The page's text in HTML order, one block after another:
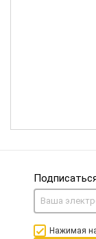
Нажимая